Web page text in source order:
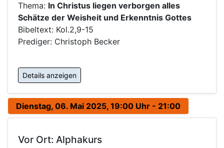
Thema: In Christus liegen verborgen alles
Schätze der Weisheit und Erkenntnis Gottes
Bibeltext: Kol.2,9-15
Prediger: Christoph Becker
Details anzeigen
Dienstag, 06. Mai 2025, 19:00 Uhr - 21:00
Vor Ort: Alphakurs